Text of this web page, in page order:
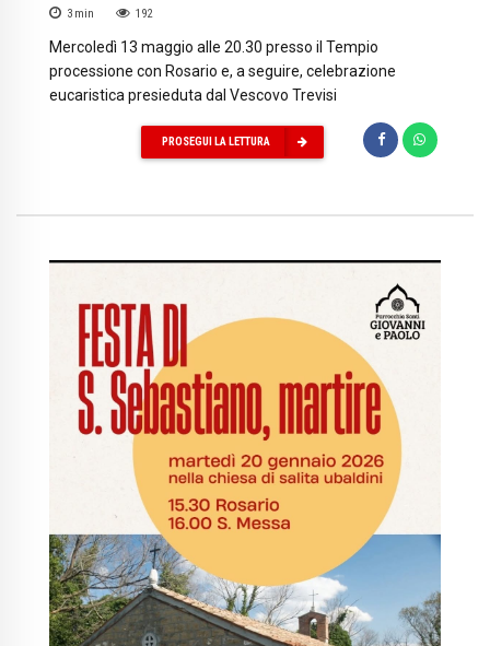
3 min 192
Mercoledì 13 maggio alle 20.30 presso il Tempio
processione con Rosario e, a seguire, celebrazione
eucaristica presieduta dal Vescovo Trevisi
PROSEGUI LA LETTURA